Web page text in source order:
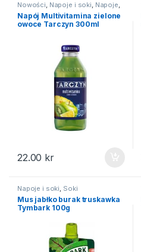
Nowości, Napoje i soki, Napoje,
Soki
Napój Multivitamina zielone
owoce Tarczyn 300ml
22.00 kr
Napoje i soki, Soki
Mus jabłko burak truskawka
Tymbark 100g